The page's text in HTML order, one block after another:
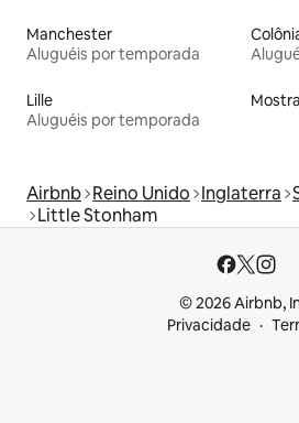
Manchester
Aluguéis por temporada
Lille
Aluguéis por temporada
Airbnb Reino Unido Inglaterra
Little Stonham
© 2026 Airbnb,
Privacidade